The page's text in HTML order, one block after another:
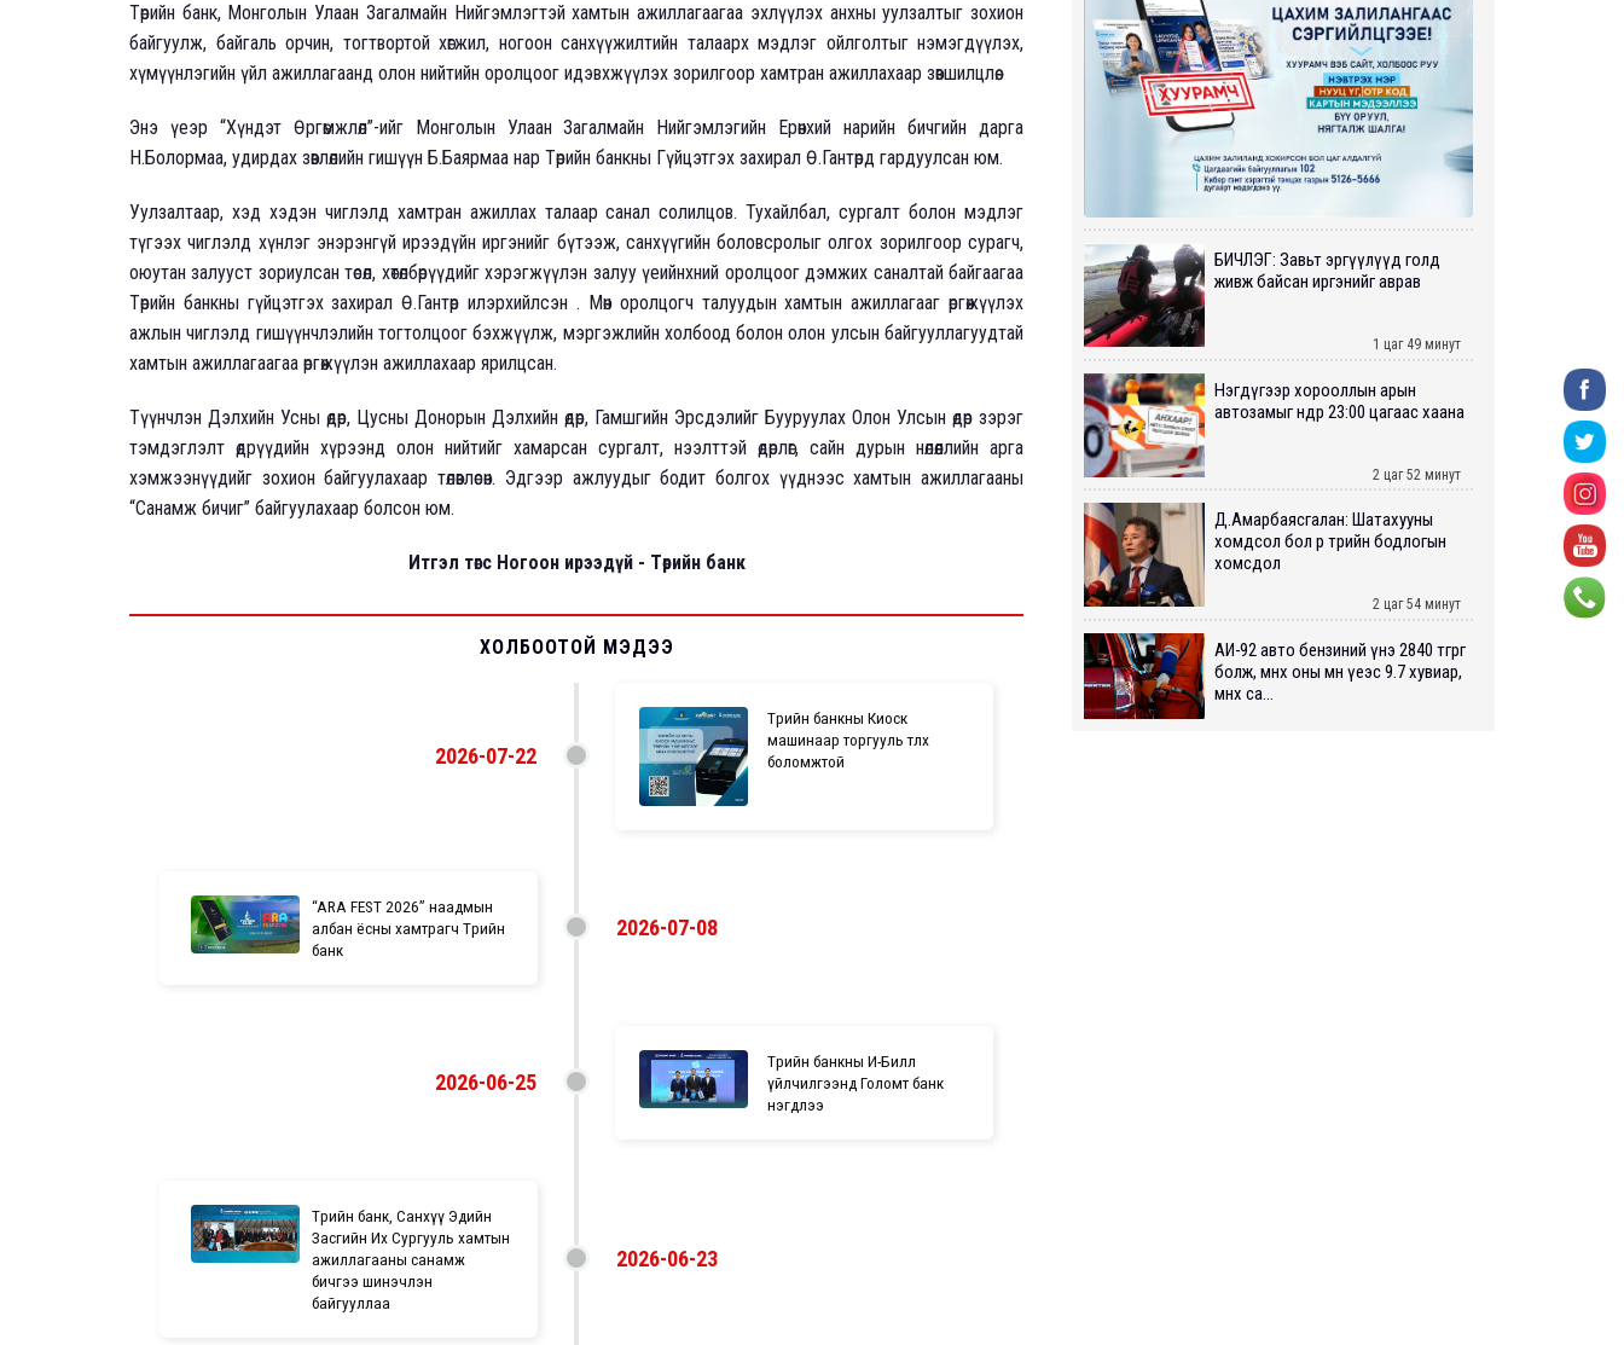
Төрийн банк, Монголын Улаан Загалмайн Нийгэмлэгтэй хамтын ажиллагаагаа эхлүүлэх анхны уулзалтыг зохион
байгуулж, байгаль орчин, тогтвортой хөгжил, ногоон санхүүжилтийн талаарх мэдлэг ойлголтыг нэмэгдүүлэх,
хүмүүнлэгийн үйл ажиллагаанд олон нийтийн оролцоог идэвхжүүлэх зорилгоор хамтран ажиллахаар зөвшилцлөө.
Энэ үеэр “Хүндэт Өргөмжлөл”-ийг Монголын Улаан Загалмайн Нийгэмлэгийн Ерөнхий нарийн бичгийн дарга
Н.Болормаа, удирдах зөвлөлийн гишүүн Б.Баярмаа нар Төрийн банкны Гүйцэтгэх захирал Ө.Гантөрд гардуулсан юм.
Уулзалтаар, хэд хэдэн чиглэлд хамтран ажиллах талаар санал солилцов. Тухайлбал, сургалт болон мэдлэг
түгээх чиглэлд хүнлэг энэрэнгүй ирээдүйн иргэнийг бүтээж, санхүүгийн боловсролыг олгох зорилгоор сурагч,
оюутан залууст зориулсан төсөл, хөтөлбөрүүдийг хэрэгжүүлэн залуу үеийнхний оролцоог дэмжих саналтай байгаагаа
Төрийн банкны гүйцэтгэх захирал Ө.Гантөр илэрхийлсэн . Мөн оролцогч талуудын хамтын ажиллагааг өргөжүүлэх
ажлын чиглэлд гишүүнчлэлийн тогтолцоог бэхжүүлж, мэргэжлийн холбоод болон олон улсын байгууллагуудтай
хамтын ажиллагаагаа өргөжүүлэн ажиллахаар ярилцсан.
Түүнчлэн Дэлхийн Усны өдөр, Цусны Донорын Дэлхийн өдөр, Гамшгийн Эрсдэлийг Бууруулах Олон Улсын өдөр зэрэг
тэмдэглэлт өдрүүдийн хүрээнд олон нийтийг хамарсан сургалт, нээлттэй өдөрлөг, сайн дурын нөлөөллийн арга
хэмжээнүүдийг зохион байгуулахаар төлөвлөсөн. Эдгээр ажлуудыг бодит болгох үүднээс хамтын ажиллагааны
“Санамж бичиг” байгуулахаар болсон юм.
Итгэл төгс Ногоон ирээдүй- Төрийн банк
ХОЛБООТОЙ МЭДЭЭ
2026-07-22
Төрийн банкны Киоск
машинаар торгууль төлөх
боломжтой
2026-07-08
“ARA FEST 2026” наадмын
албан ёсны хамтрагч Төрийн
банк
2026-06-25
Төрийн банкны И-Билл
үйлчилгээнд Голомт банк
нэгдлээ
2026-06-23
Төрийн банк, Санхүү Эдийн
Засгийн Их Сургууль хамтын
ажиллагааны санамж
бичгээ шинэчлэн
байгууллаа
БИЧЛЭГ: Завьт эргүүлүүд голд
живж байсан иргэнийг аврав
1 цаг 49 минут
Нэгдүгээр хорооллын арын
автозамыг өнөөдөр 23:00 цагаас хаана
2 цаг 52 минут
Д.Амарбаясгалан: Шатахууны
хомдсол бол өөрөө төрийн бодлогын
хомсдол
2 цаг 54 минут
АИ-92 авто бензиний үнэ 2840 төгрөг
болж, өмнөх оны мөн үеэс 9.7 хувиар,
өмнөх са...